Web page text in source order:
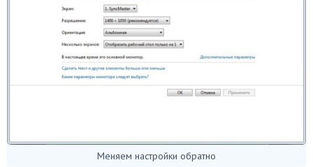
Меняем настройки обратно